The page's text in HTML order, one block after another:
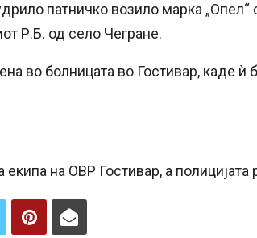
патничко возило марка „Опел“
Р.Б. од село Чегране.
во болницата во Гостивар, каде ѝ
на ОВР Гостивар, а полицијата